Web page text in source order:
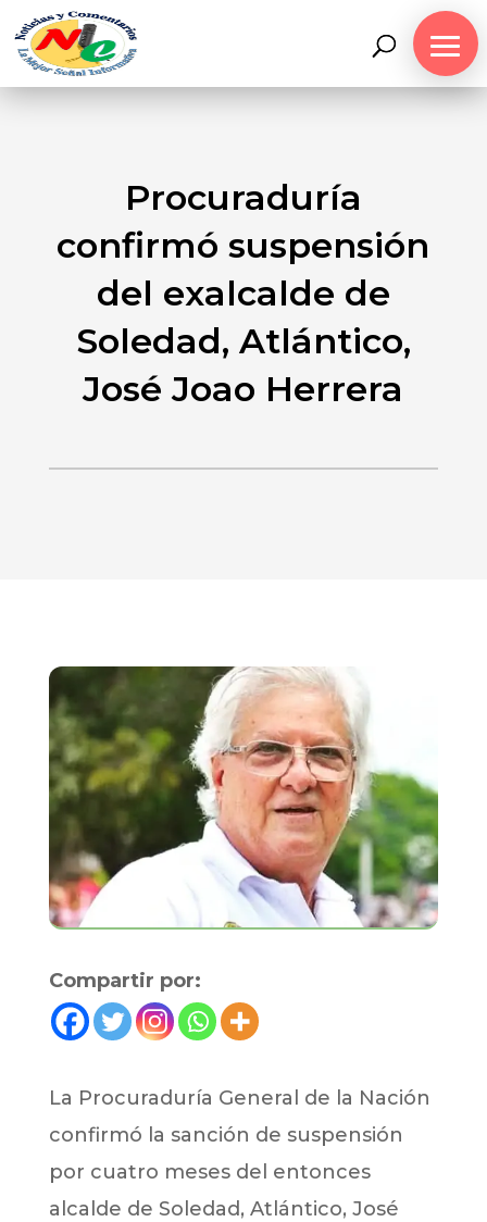
Procuraduría
confirmó suspensión
del exalcalde de
Soledad, Atlántico,
José Joao Herrera
Compartir por:
La Procuraduría General de la Nación
confirmó la sanción de suspensión
por cuatro meses del entonces
alcalde de Soledad, Atlántico, José